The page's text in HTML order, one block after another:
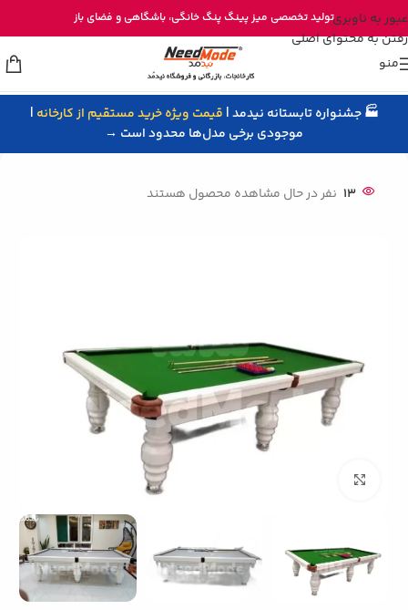
عبور به ناوبری
رفتن به محتوای اصلی
خرید مستقیم میز پینگ پنگ از تولیدی نیدمد
تولید تخصصی میز پینگ پنگ خانگی، باشگاهی و فضای باز
منو
🏭 جشنواره تابستانه نیدمد | قیمت ویژه خرید مستقیم از کارخانه |
موجودی برخی مدل‌ها محدود است →
13 نفر در حال مشاهده محصول هستند